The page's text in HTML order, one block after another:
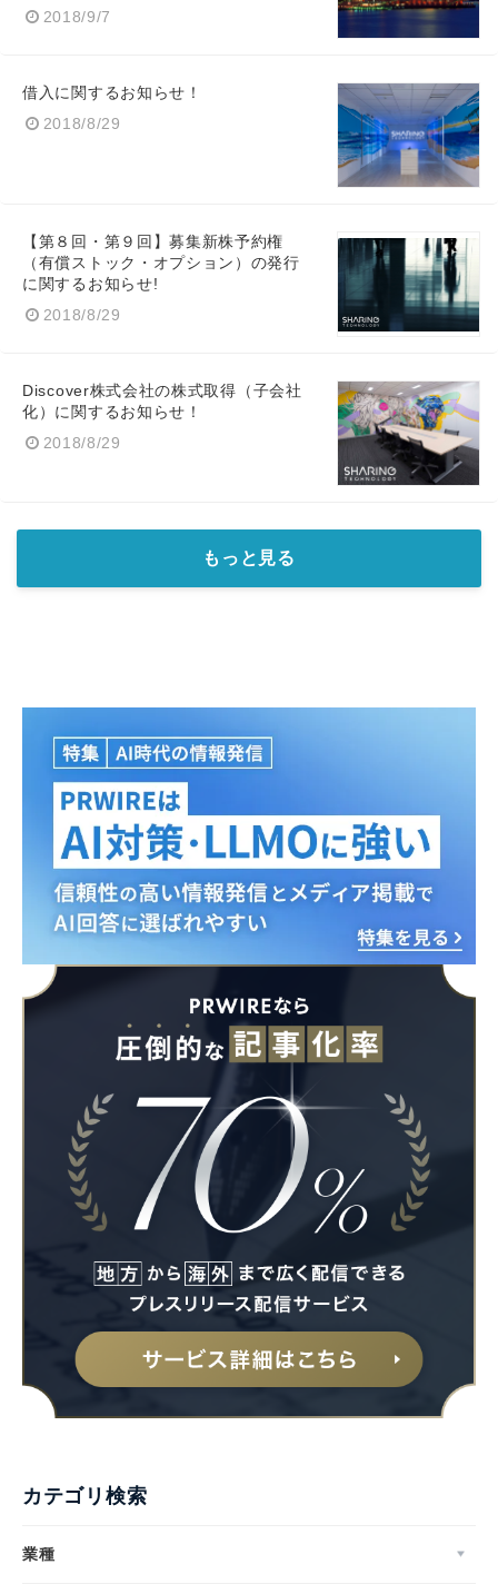
2018/9/7
借入に関するお知らせ！
2018/8/29
【第８回・第９回】募集新株予約権
（有償ストック・オプション）の発行
に関するお知らせ!
2018/8/29
Discover株式会社の株式取得（子会社
化）に関するお知らせ！
2018/8/29
もっと見る
カテゴリ検索
業種